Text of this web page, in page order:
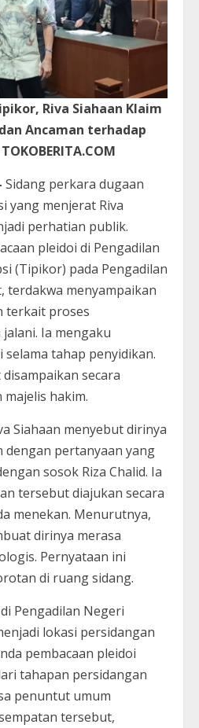
Riva Siahaan Klaim
Ancaman terhadap
TOKOBERITA.COM
Sidang perkara dugaan
yang menjerat Riva
perhatian publik.
pleidoi di Pengadilan
(Tipikor) pada Pengadilan
terdakwa menyampaikan
terkait proses
Ia mengaku
tahap penyidikan.
secara
hakim.
Siahaan menyebut dirinya
dengan pertanyaan yang
sosok Riza Chalid. Ia
tersebut diajukan secara
menekan. Menurutnya,
dirinya merasa
Pernyataan ini
di ruang sidang.
Pengadilan Negeri
lokasi persidangan
pembacaan pleidoi
tahapan persidangan
penuntut umum
tersebut,